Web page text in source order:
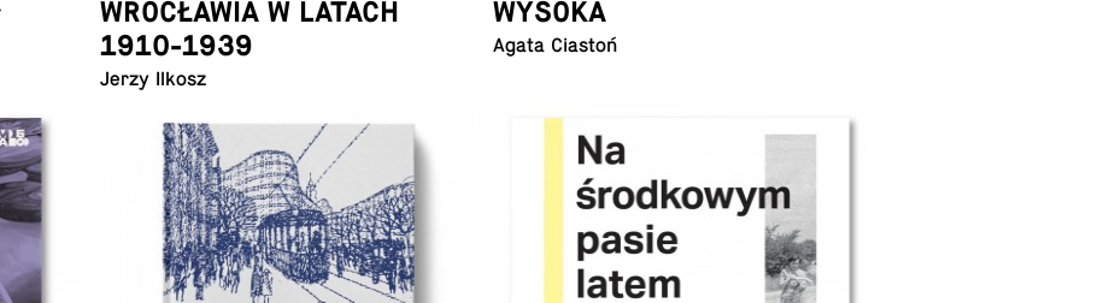
WROCŁAWIA W LATACH
1910-1939
Jerzy Ilkosz
WYSOKA
Agata Ciastoń